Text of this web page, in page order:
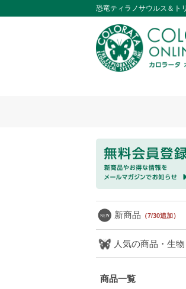
恐竜ティラノサウルス＆ト
新商品 （7/30追加）
人気の商品・生物
商品一覧